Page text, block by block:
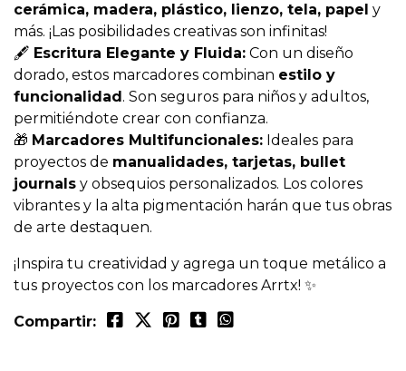
cerámica, madera, plástico, lienzo, tela, papel y
más. ¡Las posibilidades creativas son infinitas!
🖋️ Escritura Elegante y Fluida: Con un diseño
dorado, estos marcadores combinan estilo y
funcionalidad . Son seguros para niños y adultos,
permitiéndote crear con confianza.
🎁 Marcadores Multifuncionales: Ideales para
proyectos de manualidades, tarjetas, bullet
journals y obsequios personalizados. Los colores
vibrantes y la alta pigmentación harán que tus obras
de arte destaquen.
¡Inspira tu creatividad y agrega un toque metálico a
tus proyectos con los marcadores Arrtx! ✨
Compartir: